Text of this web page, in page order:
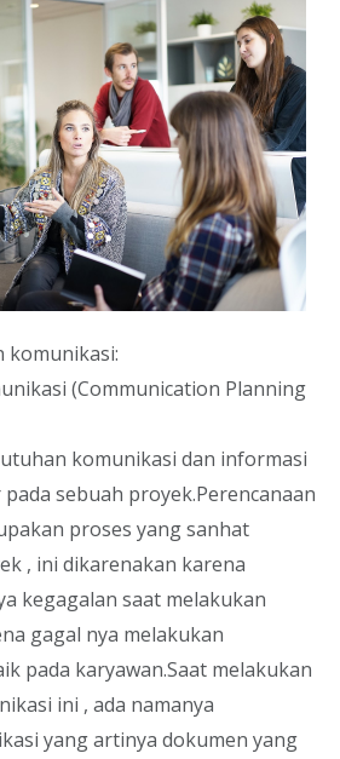
komunikasi:
(Communication Planning
komunikasi dan informasi
sebuah proyek.Perencanaan
proses yang sanhat
, ini dikarenakan karena
kegagalan saat melakukan
gagal nya melakukan
pada karyawan.Saat melakukan
ini , ada namanya
yang artinya dokumen yang